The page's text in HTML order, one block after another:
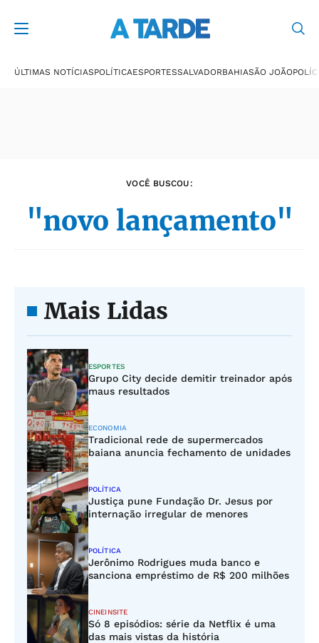
ÚLTIMAS NOTÍCIASPOLÍTICAESPORTESSALVADORBAHIASÃO JOÃO
VOCÊ BUSCOU:
"novo lançamento"
Mais Lidas
ESPORTES
Grupo City decide demitir treinador após
maus resultados
ECONOMIA
Tradicional rede de supermercados
baiana anuncia fechamento de unidades
POLÍTICA
Justiça pune Fundação Dr. Jesus por
internação irregular de menores
POLÍTICA
Jerônimo Rodrigues muda banco e
sanciona empréstimo de R$ 200 milhões
CINEINSITE
Só 8 episódios: série da Netflix é uma
das mais vistas da história